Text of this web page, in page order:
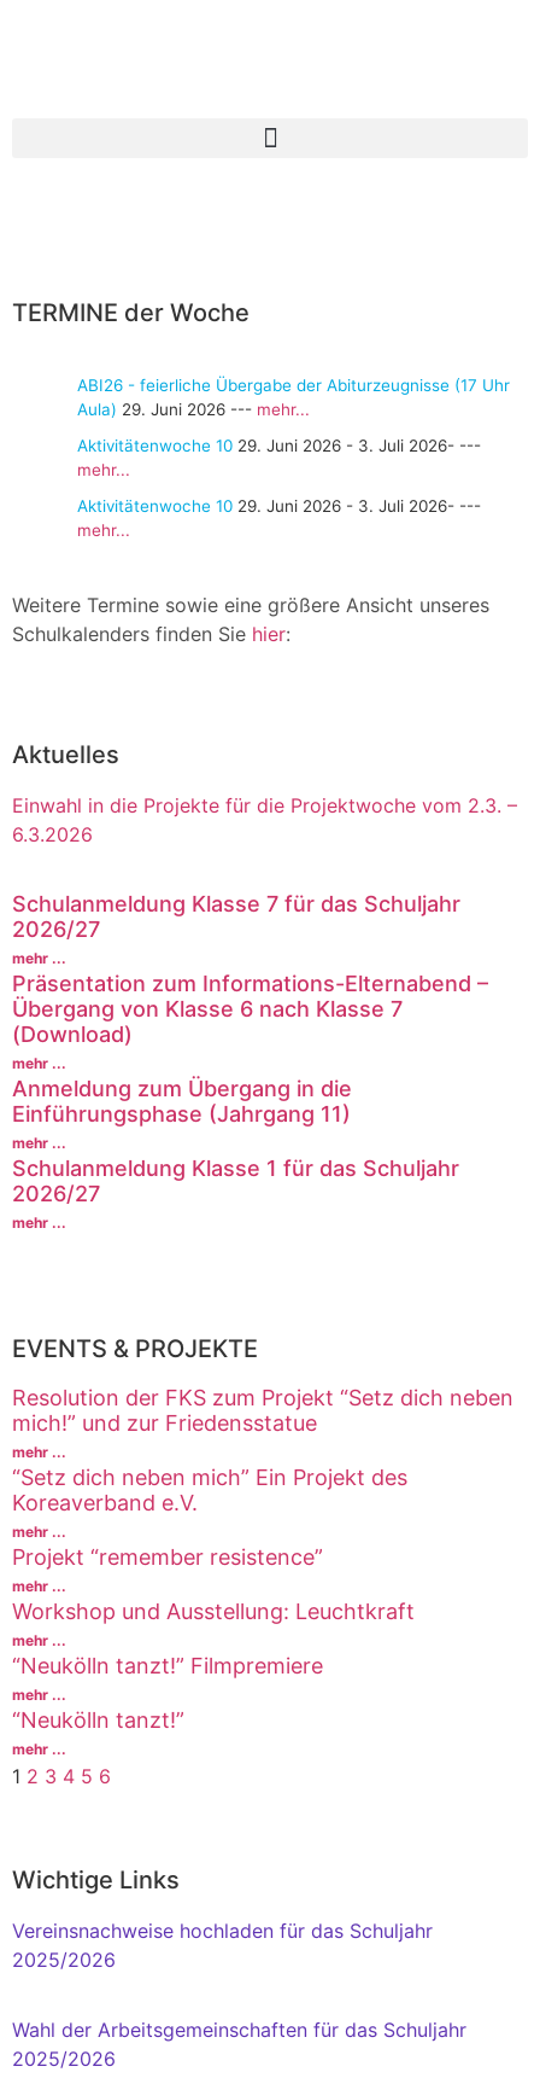
TERMINE der Woche
ABI26 - feierliche Übergabe der Abiturzeugnisse (17 Uhr
Aula) 29. Juni 2026 --- mehr...
Aktivitätenwoche 10 29. Juni 2026 - 3. Juli 2026- ---
mehr...
Aktivitätenwoche 10 29. Juni 2026 - 3. Juli 2026- ---
mehr...
Weitere Termine sowie eine größere Ansicht unseres
Schulkalenders finden Sie hier:
Aktuelles
Einwahl in die Projekte für die Projektwoche vom 2.3. –
6.3.2026
Schulanmeldung Klasse 7 für das Schuljahr
2026/27
mehr ...
Präsentation zum Informations-Elternabend –
Übergang von Klasse 6 nach Klasse 7
(Download)
mehr ...
Anmeldung zum Übergang in die
Einführungsphase (Jahrgang 11)
mehr ...
Schulanmeldung Klasse 1 für das Schuljahr
2026/27
mehr ...
EVENTS & PROJEKTE
Resolution der FKS zum Projekt “Setz dich neben
mich!” und zur Friedensstatue
mehr ...
“Setz dich neben mich” Ein Projekt des
Koreaverband e.V.
mehr ...
Projekt “remember resistence”
mehr ...
Workshop und Ausstellung: Leuchtkraft
mehr ...
“Neukölln tanzt!” ​Filmpremiere
mehr ...
“Neukölln tanzt!” ​
mehr ...
1 2 3 4 5 6
Wichtige Links
Vereinsnachweise hochladen für das Schuljahr
2025/2026
Wahl der Arbeitsgemeinschaften für das Schuljahr
2025/2026